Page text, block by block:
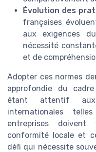
Évolution des
françaises
aux exigences
nécessité
et de
Adopter ces normes
approfondie du
étant attentif
internationales
entreprises
conformité locale et
défi qui nécessite